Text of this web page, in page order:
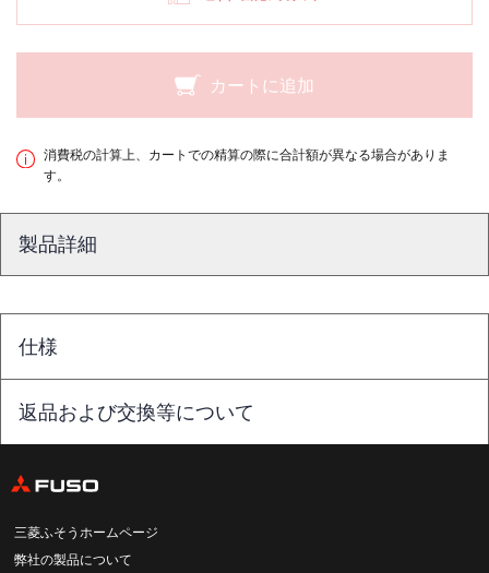
カートに追加
消費税の計算上、カートでの精算の際に合計額が異なる場合がありま
す。
製品詳細
仕様
返品および交換等について
三菱ふそうホームページ
弊社の製品について